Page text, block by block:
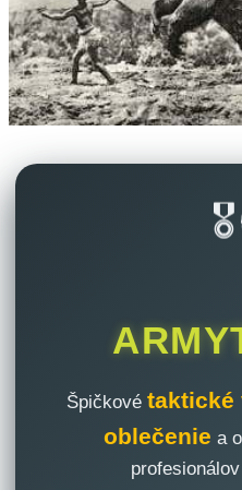
Špičkové taktické
oblečenie a